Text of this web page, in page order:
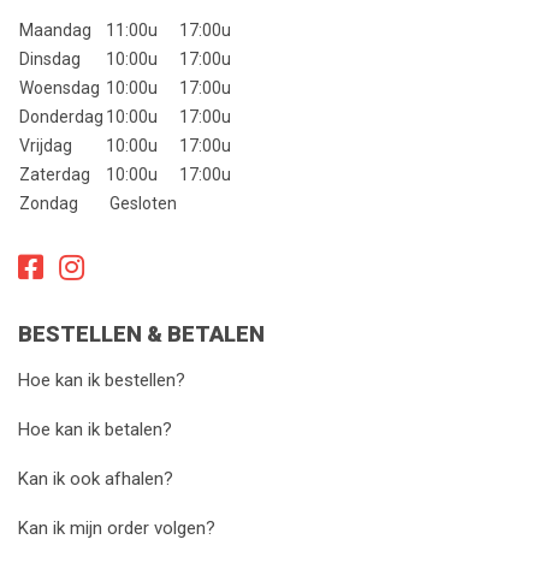
Maandag 11:00u
17:00u
Dinsdag
10:00u
17:00u
Woensdag 10:00u
17:00u
Donderdag 10:00u
17:00u
Vrijdag
10:00u
17:00u
Zaterdag
10:00u
17:00u
Zondag
Gesloten
BESTELLEN & BETALEN
Hoe kan ik bestellen?
Hoe kan ik betalen?
Kan ik ook afhalen?
Kan ik mijn order volgen?